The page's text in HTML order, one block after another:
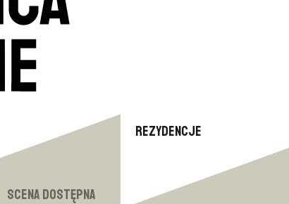
Scena Dostępna
Rezydencje